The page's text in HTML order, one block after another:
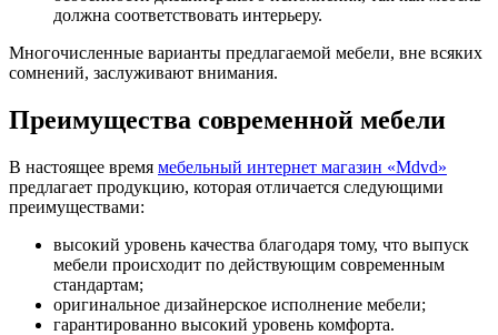
должна соответствовать интерьеру.
Многочисленные варианты предлагаемой мебели, вне всяких
сомнений, заслуживают внимания.
Преимущества современной мебели
В настоящее время мебельный интернет магазин «Mdvd»
предлагает продукцию, которая отличается следующими
преимуществами:
высокий уровень качества благодаря тому, что выпуск
мебели происходит по действующим современным
стандартам;
оригинальное дизайнерское исполнение мебели;
гарантированно высокий уровень комфорта.